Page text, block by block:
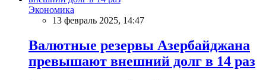
Экономика
13 февраль 2025, 14:47
Валютные резервы Азербайджана
превышают внешний долг в 14 раз